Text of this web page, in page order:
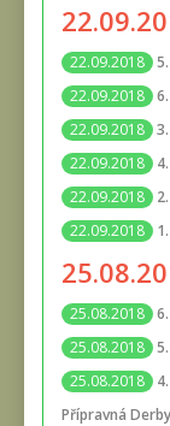
22.09.2018
22.09.2018
22.09.2018
22.09.2018
22.09.2018
22.09.2018
25.08.2018
25.08.2018
25.08.2018
Přípravná